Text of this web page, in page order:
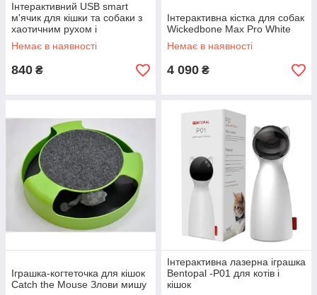
Інтерактивний USB smart
м'ячик для кішки та собаки з
хаотичним рухом і
світловими ефектами
Немає в наявності
840 ₴
Інтерактивна кістка для собак
Wickedbone Max Pro White
Немає в наявності
4 090 ₴
Іграшка-когтеточка для кішок
Catch the Mouse Злови мишу
Інтерактивна лазерна іграшка
Bentopal -P01 для котів і
кішок